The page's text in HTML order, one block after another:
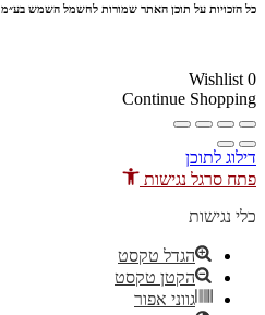
כל הזכויות על תוכן האתר שמורות לחשמל השמש בע״מ
Wishlist 0
Continue Shopping
דילוג לתוכן
פתח סרגל נגישות
כלי נגישות
הגדל טקסט
הקטן טקסט
גווני אפור